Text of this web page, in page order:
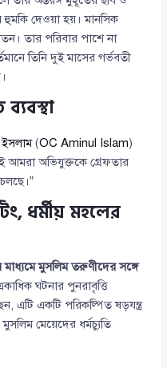
হুমকি দেওয়া হয়। মানসিক
তার পরিবার পাশে না
তিনি দুই মাসের গর্ভবতী
(OC Aminul Islam)
আমরা অভিযুক্তকে গ্রেফতার
ধর্মীয় মহলের
মুসলিম তরুণীদের সঙ্গে
ঘটনার পুনরাবৃত্তি
এটি একটি পরিকল্পিত ষড়যন্ত্র
মেয়েদের ধর্মচ্যুতি